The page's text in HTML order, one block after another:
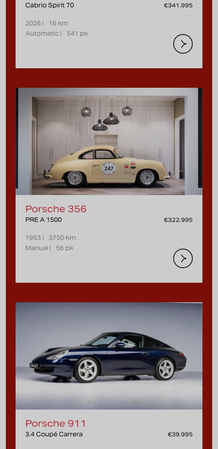
Cabrio Spirit 70 €341.995
2026 |
16 km
Automatic |
541 pk
Porsche 356
PRE A 1500 €322.995
1953 |
3750 km
Manual |
56 pk
Porsche 911
3.4 Coupé Carrera €39.995